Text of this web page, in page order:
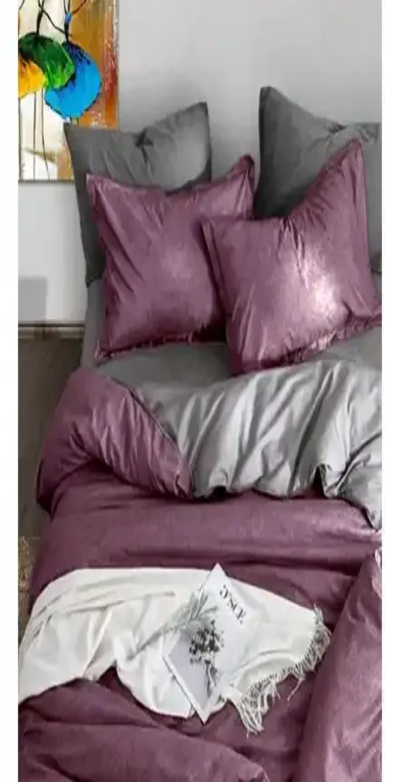
Taç Lisanslı Kuromi Temalı Tek Kişilik Pamuklu
Nevresim Takımı Detayları
%100 pamuklu Kuromi nevresim takımı, genç ve dinamik
tasarımıyla rahatlık ve şıklığı bir arada sunar. Yüksek kalite malzeme
ve pratik kullanım özellikleriyle ideal yatak odası seçeneği.
Karaca Home Nevresim Takımları Karşılaştırması:
Malzeme, Tasarım ve Kullanıcı Yorumları
İki farklı Karaca Home nevresim takımı detaylı karşılaştırmasıyla
malzeme, tasarım ve kullanıcı yorumlarını keşfedin. Konfor ve
estetik açısından önemli bilgiler içerir.
Üntaş Tek Kişilik Lastikli Çarşaf Takımı: Dayanıklı
ve Estetik Yatak Dekorasyonu Çözümü
Üntaş'ın yüksek kaliteli pamuk-polyester karışımlı, gri renkli, lastikli
ve hava geçirgen tek kişilik çarşaf takımı, dayanıklılığı ve şık
tasarımıyla yatak odalarına mükemmel uyum sağlar.
Yataş Aden Ranforce ve Dales Tek Kişilik Nevresim
Setleri Karşılaştırması ve Kullanıcı Yorumları
Yataş Aden Ranforce ve Dales nevresim setleri, malzeme, tasarım ve
dayanıklılık açısından karşılaştırıldı. Kullanıcı yorumlarıyla ürünlerin
avantajları ve dezavantajları detaylandırıldı.
Karaca Home ve My Story Nevresim Takımları
Karşılaştırması: Malzeme, Tasarım ve Dayanıklılık
Karaca Home ve My Story nevresim takımlarının malzeme kalitesi,
tasarım ve dayanıklılık özellikleri detaylı karşılaştırmasıyla yatak
odanıza uygun seçimi yapın.
Elart Elart ve Karaca Home Lexus Yatak Örtüsü
Karşılaştırması ve İnceleme
Elart Elart ve Karaca Home Lexus yatak örtülerinin özellikleri,
kullanıcı yorumları ve karşılaştırmasıyla, ihtiyaçlarınıza en uygun
seçimi yapmanız için detaylı bilgi sunuyoruz.
Marla Home Siyah-Gri Desenli Çift Kişilik Yorgan
Seti Modern Tasarım ve Konfor Sağlar